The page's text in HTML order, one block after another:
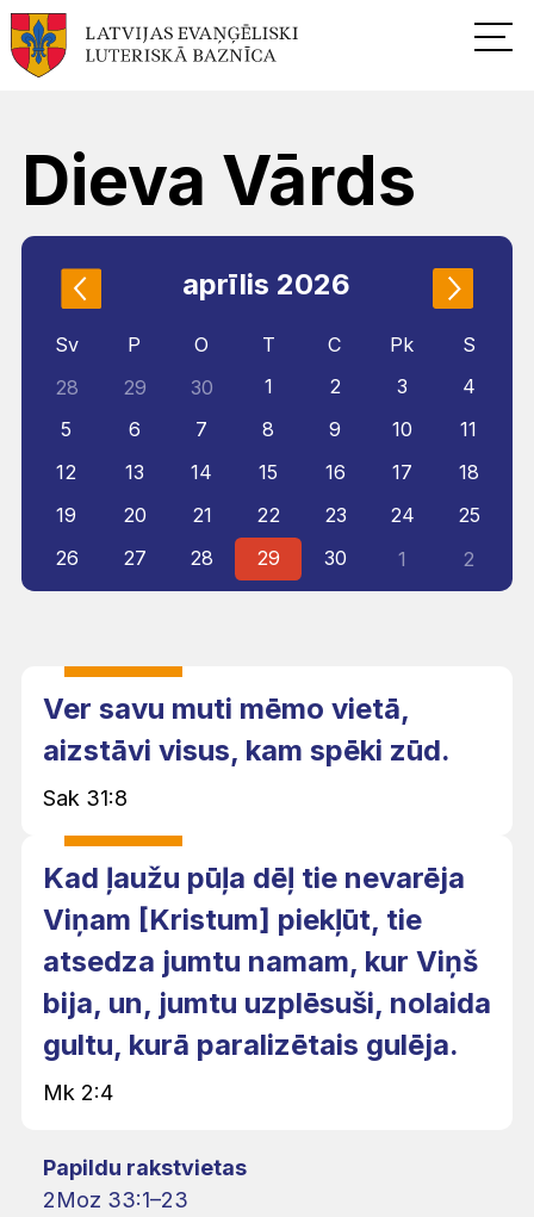
Dieva Vārds
Ver savu muti mēmo vietā,
aizstāvi visus, kam spēki zūd.
Sak 31:8
Kad ļaužu pūļa dēļ tie nevarēja
Viņam [Kristum] piekļūt, tie
atsedza jumtu namam, kur Viņš
bija, un, jumtu uzplēsuši, nolaida
gultu, kurā paralizētais gulēja.
Mk 2:4
Papildu rakstvietas
2Moz 33:1–23
aprīlis 2026
Sv P O T C Pk
S
28
29 30 1 2 3
4
5
6 7 8 9 10
11
12
13 14 15 16 17
18
19
20 21 22 23 24
25
26
27 28 29 30 1 2